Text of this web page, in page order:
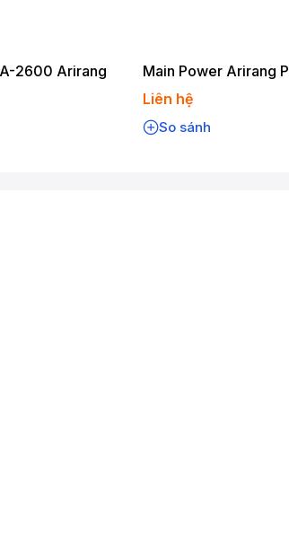
2600 Arirang
Main Power Arirang
Liên hệ
So sánh